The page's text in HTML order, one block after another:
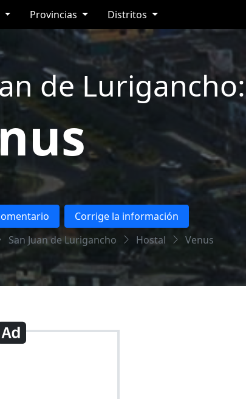
Provincias Distritos
de Lurigancho:
Corrige la información
San Juan de Lurigancho Hostal Venus